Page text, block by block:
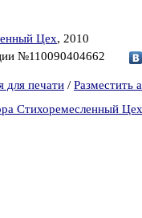
Цех, 2010
№110090404662
для печати / Разместить
Стихоремесленный Цех